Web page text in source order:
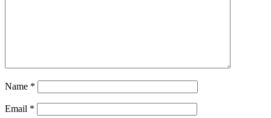
Name *
Email *